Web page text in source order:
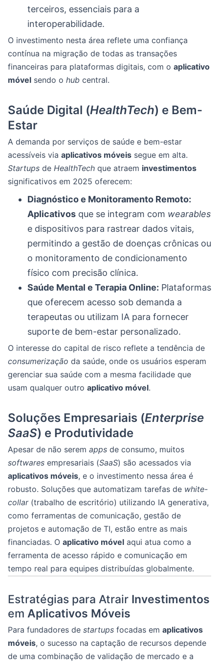
terceiros, essenciais para a
interoperabilidade.
O investimento nesta área reflete uma confiança
contínua na migração de todas as transações
financeiras para plataformas digitais, com o aplicativo
móvel sendo o hub central.
Saúde Digital (HealthTech) e Bem-
Estar
A demanda por serviços de saúde e bem-estar
acessíveis via aplicativos móveis segue em alta.
Startups de HealthTech que atraem investimentos
significativos em 2025 oferecem:
Diagnóstico e Monitoramento Remoto:
Aplicativos que se integram com wearables
e dispositivos para rastrear dados vitais,
permitindo a gestão de doenças crônicas ou
o monitoramento de condicionamento
físico com precisão clínica.
Saúde Mental e Terapia Online: Plataformas
que oferecem acesso sob demanda a
terapeutas ou utilizam IA para fornecer
suporte de bem-estar personalizado.
O interesse do capital de risco reflete a tendência de
consumerização da saúde, onde os usuários esperam
gerenciar sua saúde com a mesma facilidade que
usam qualquer outro aplicativo móvel.
Soluções Empresariais (Enterprise
SaaS) e Produtividade
Apesar de não serem apps de consumo, muitos
softwares empresariais (SaaS) são acessados via
aplicativos móveis, e o investimento nessa área é
robusto. Soluções que automatizam tarefas de white-
collar(trabalho de escritório) utilizando IA generativa,
como ferramentas de comunicação, gestão de
projetos e automação de TI, estão entre as mais
financiadas. O aplicativo móvel aqui atua como a
ferramenta de acesso rápido e comunicação em
tempo real para equipes distribuídas globalmente.
Estratégias para Atrair Investimentos
em Aplicativos Móveis
Para fundadores de startups focadas em aplicativos
móveis, o sucesso na captação de recursos depende
de uma combinação de validação de mercado e a